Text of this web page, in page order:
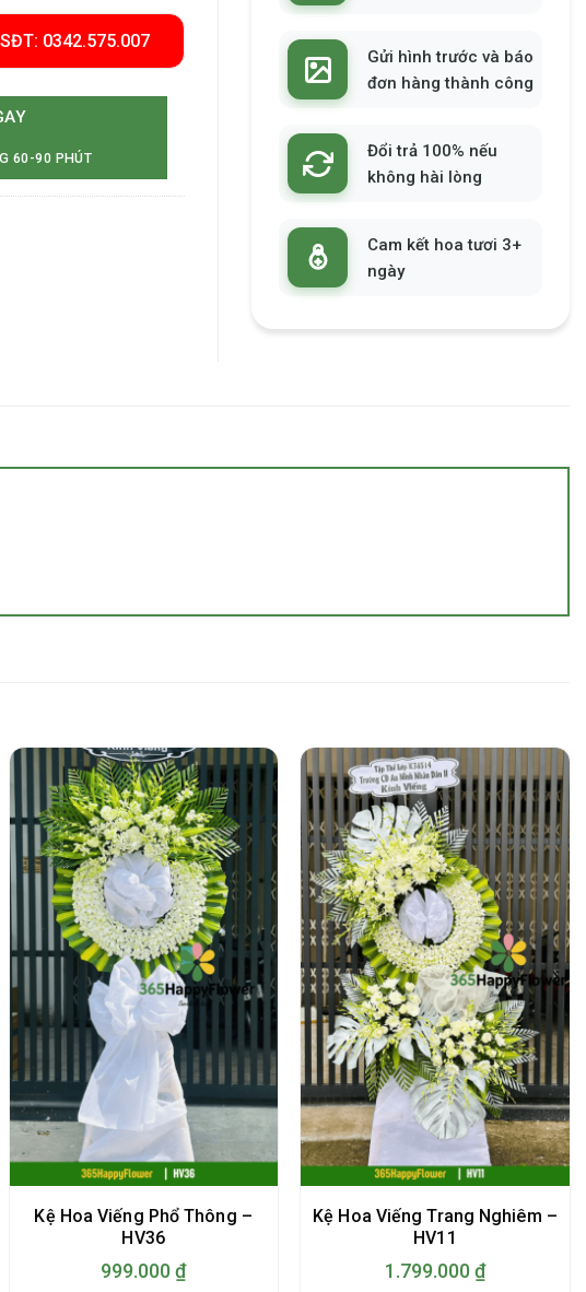
SĐT: 0342.575.007
60-90 PHÚT
Gửi hình trước và báo
đơn hàng thành công
Đổi trả 100% nếu
không hài lòng
Cam kết hoa tươi 3+
ngày
Kệ Hoa Viếng Phổ Thông –
HV36
999.000 ₫
Kệ Hoa Viếng Trang Nghiêm –
HV11
1.799.000 ₫